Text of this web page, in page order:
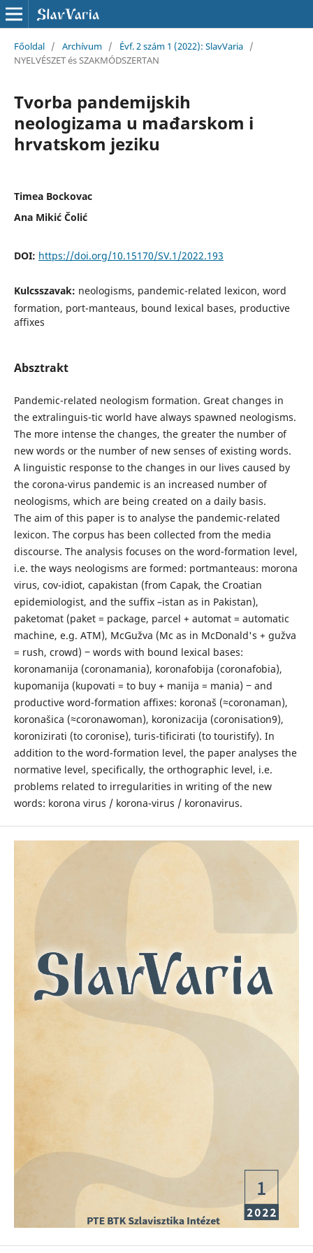
Főoldal / Archívum / Évf. 2 szám 1 (2022): SlavVaria /
NYELVÉSZET és SZAKMÓDSZERTAN
Tvorba pandemijskih
neologizama u mađarskom i
hrvatskom jeziku
Timea Bockovac
Ana Mikić Čolić
DOI: https://doi.org/10.15170/SV.1/2022.193
Kulcsszavak: neologisms, pandemic-related lexicon, word
formation, port-manteaus, bound lexical bases, productive
affixes
Absztrakt
Pandemic-related neologism formation. Great changes in
the extralinguis-tic world have always spawned neologisms.
The more intense the changes, the greater the number of
new words or the number of new senses of existing words.
A linguistic response to the changes in our lives caused by
the corona-virus pandemic is an increased number of
neologisms, which are being created on a daily basis.
The aim of this paper is to analyse the pandemic-related
lexicon. The corpus has been collected from the media
discourse. The analysis focuses on the word-formation level,
i.e. the ways neologisms are formed: portmanteaus: morona
virus, cov-idiot, capakistan (from Capak, the Croatian
epidemiologist, and the suffix –istan as in Pakistan),
paketomat (paket = package, parcel + automat = automatic
machine, e.g. ATM), McGužva (Mc as in McDonald's + gužva
= rush, crowd) ‒ words with bound lexical bases:
koronamanija (coronamania), koronafobija (coronafobia),
kupomanija (kupovati = to buy + manija = mania) ‒ and
productive word-formation affixes: koronaš (≈coronaman),
koronašica (≈coronawoman), koronizacija (coronisation9),
koronizirati (to coronise), turis-tificirati (to touristify). In
addition to the word-formation level, the paper analyses the
normative level, specifically, the orthographic level, i.e.
problems related to irregularities in writing of the new
words: korona virus / korona-virus / koronavirus.